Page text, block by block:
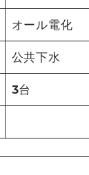
オール電化
公共下水
3台